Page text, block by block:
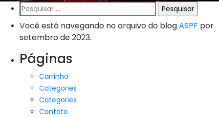
Pesquisar
por:
Você está navegando no arquivo do blogASPF por
setembro de 2023.
Páginas
Carrinho
Categories
Categories
Contato